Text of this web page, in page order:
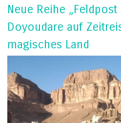
Neue Reihe
Doyoudare auf
magisches Land